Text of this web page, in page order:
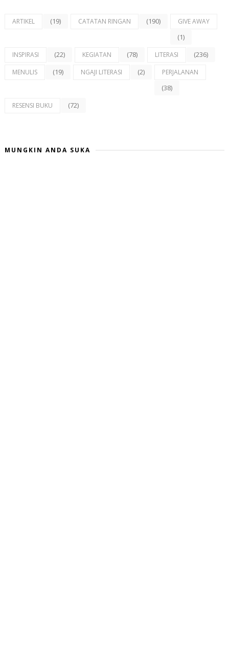
ARTIKEL (19) CATATAN RINGAN (190) GIVE AWAY
(1)
INSPIRASI (22) KEGIATAN (78) LITERASI (236)
MENULIS (19) NGAJI LITERASI (2) PERJALANAN
(38)
RESENSI BUKU (72)
MUNGKIN ANDA SUKA